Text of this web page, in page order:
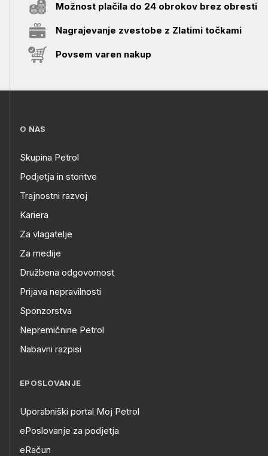
Možnost plačila do 24 obrokov brez obresti
Nagrajevanje zvestobe z Zlatimi točkami
Povsem varen nakup
O NAS
Skupina Petrol
Podjetja in storitve
Trajnostni razvoj
Kariera
Za vlagatelje
Za medije
Družbena odgovornost
Prijava nepravilnosti
Sponzorstva
Nepremičnine Petrol
Nabavni razpisi
EPOSLOVANJE
Uporabniški portal Moj Petrol
ePoslovanje za podjetja
eRačun